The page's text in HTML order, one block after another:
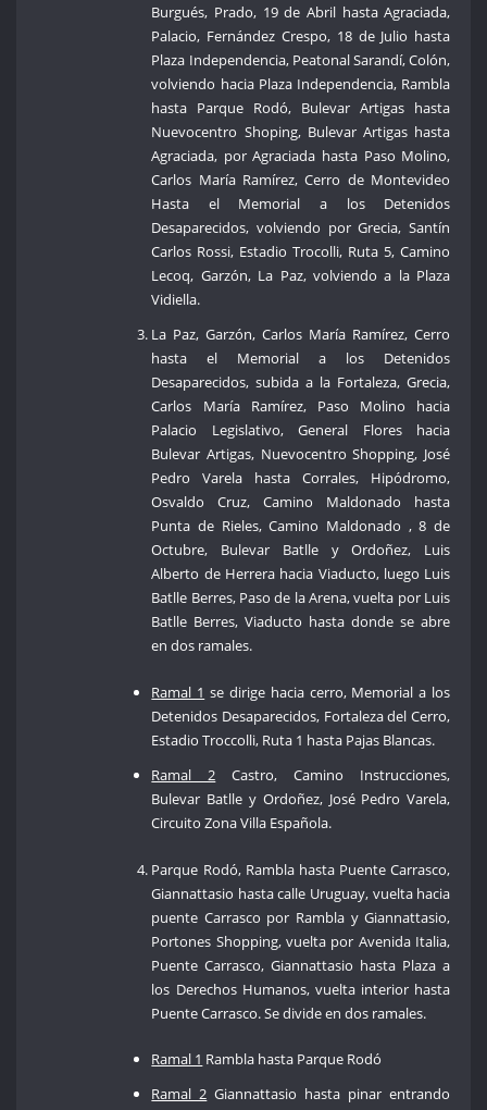
Burgués, Prado, 19 de Abril hasta Agraciada,
Palacio, Fernández Crespo, 18 de Julio hasta
Plaza Independencia, Peatonal Sarandí, Colón,
volviendo hacia Plaza Independencia, Rambla
hasta Parque Rodó, Bulevar Artigas hasta
Nuevocentro Shoping, Bulevar Artigas hasta
Agraciada, por Agraciada hasta Paso Molino,
Carlos María Ramírez, Cerro de Montevideo
Hasta el Memorial a los Detenidos
Desaparecidos, volviendo por Grecia, Santín
Carlos Rossi, Estadio Trocolli, Ruta 5, Camino
Lecoq, Garzón, La Paz, volviendo a la Plaza
Vidiella.
La Paz, Garzón, Carlos María Ramírez, Cerro
hasta el Memorial a los Detenidos
Desaparecidos, subida a la Fortaleza, Grecia,
Carlos María Ramírez, Paso Molino hacia
Palacio Legislativo, General Flores hacia
Bulevar Artigas, Nuevocentro Shopping, José
Pedro Varela hasta Corrales, Hipódromo,
Osvaldo Cruz, Camino Maldonado hasta
Punta de Rieles, Camino Maldonado , 8 de
Octubre, Bulevar Batlle y Ordoñez, Luis
Alberto de Herrera hacia Viaducto, luego Luis
Batlle Berres, Paso de la Arena, vuelta por Luis
Batlle Berres, Viaducto hasta donde se abre
en dos ramales.
Ramal 1 se dirige hacia cerro, Memorial a los
Detenidos Desaparecidos, Fortaleza del Cerro,
Estadio Troccolli, Ruta 1 hasta Pajas Blancas.
Ramal 2 Castro, Camino Instrucciones,
Bulevar Batlle y Ordoñez, José Pedro Varela,
Circuito Zona Villa Española.
Parque Rodó, Rambla hasta Puente Carrasco,
Giannattasio hasta calle Uruguay, vuelta hacia
puente Carrasco por Rambla y Giannattasio,
Portones Shopping, vuelta por Avenida Italia,
Puente Carrasco, Giannattasio hasta Plaza a
los Derechos Humanos, vuelta interior hasta
Puente Carrasco. Se divide en dos ramales.
Ramal 1 Rambla hasta Parque Rodó
Ramal 2 Giannattasio hasta pinar entrando